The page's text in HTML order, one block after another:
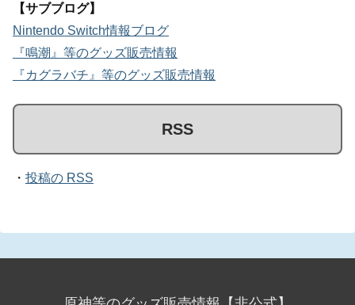
【サブブログ】
Nintendo Switch情報ブログ
『鳴潮』等のグッズ販売情報
『カグラバチ』等のグッズ販売情報
RSS
・ 投稿の RSS